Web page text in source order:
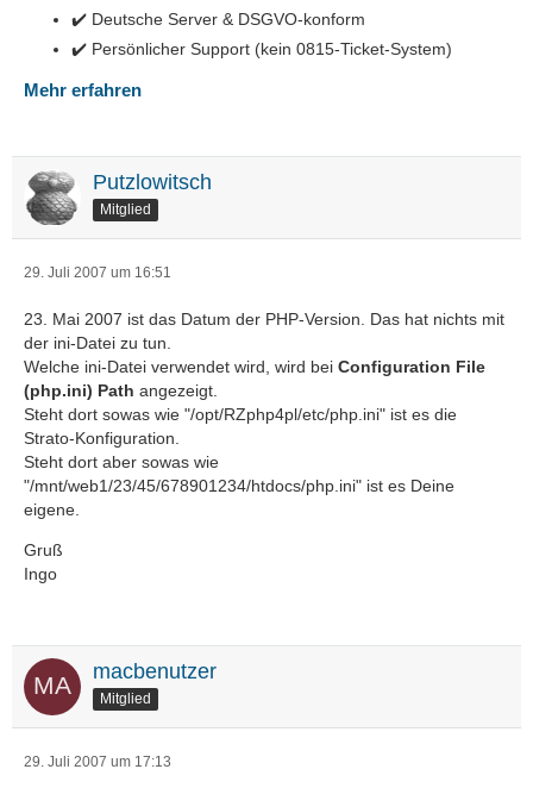
✔️ Deutsche Server & DSGVO-konform
✔️ Persönlicher Support (kein 0815-Ticket-System)
Mehr erfahren
Putzlowitsch
Mitglied
29. Juli 2007 um 16:51
23. Mai 2007 ist das Datum der PHP-Version. Das hat nichts mit
der ini-Datei zu tun.
Welche ini-Datei verwendet wird, wird bei Configuration File
(php.ini) Path angezeigt.
Steht dort sowas wie "/opt/RZphp4pl/etc/php.ini" ist es die
Strato-Konfiguration.
Steht dort aber sowas wie
"/mnt/web1/23/45/678901234/htdocs/php.ini" ist es Deine
eigene.
Gruß
Ingo
macbenutzer
Mitglied
29. Juli 2007 um 17:13